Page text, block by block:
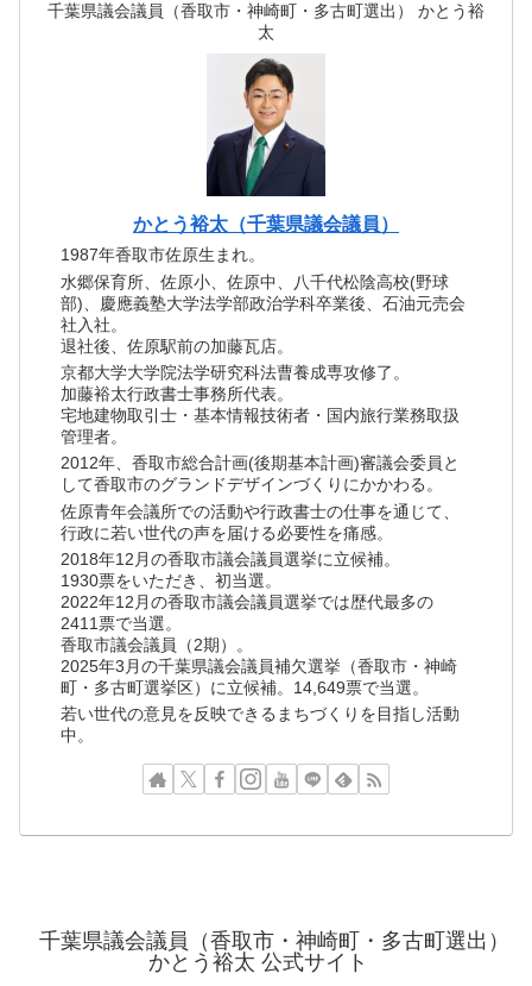
千葉県議会議員（香取市・神崎町・多古町選出） かとう裕
太
かとう裕太（千葉県議会議員）
1987年香取市佐原生まれ。
水郷保育所、佐原小、佐原中、八千代松陰高校(野球
部)、慶應義塾大学法学部政治学科卒業後、石油元売会
社入社。
退社後、佐原駅前の加藤瓦店。
京都大学大学院法学研究科法曹養成専攻修了。
加藤裕太行政書士事務所代表。
宅地建物取引士・基本情報技術者・国内旅行業務取扱
管理者。
2012年、香取市総合計画(後期基本計画)審議会委員と
して香取市のグランドデザインづくりにかかわる。
佐原青年会議所での活動や行政書士の仕事を通じて、
行政に若い世代の声を届ける必要性を痛感。
2018年12月の香取市議会議員選挙に立候補。
1930票をいただき、初当選。
2022年12月の香取市議会議員選挙では歴代最多の
2411票で当選。
香取市議会議員（2期）。
2025年3月の千葉県議会議員補欠選挙（香取市・神崎
町・多古町選挙区）に立候補。14,649票で当選。
若い世代の意見を反映できるまちづくりを目指し活動
中。
千葉県議会議員（香取市・神崎町・多古町選出）
かとう裕太 公式サイト